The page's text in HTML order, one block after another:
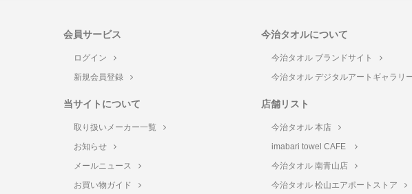
会員サービス
ログイン
新規会員登録
今治タオルについて
今治タオル ブランドサイト
今治タオル デジタルアートギャラリ
当サイトについて
取り扱いメーカー一覧
お知らせ
メールニュース
お買い物ガイド
店舗リスト
今治タオル 本店
imabari towel CAFE
今治タオル 南青山店
今治タオル 松山エアポートストア